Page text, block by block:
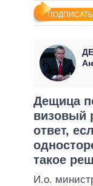
ЛЕНТА
СОБЫТИЯ
СТАТЬИ
МНЕНИЯ
ОБЗОРЫ
ВСЕ
КАБИНЕТ
ГЛАВЫ
МЭРЫ
ВСЕ
Дещица
визовый
ответ,
такое
И.о.